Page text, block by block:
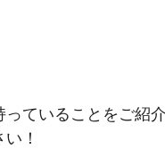
っていることをご紹介
！